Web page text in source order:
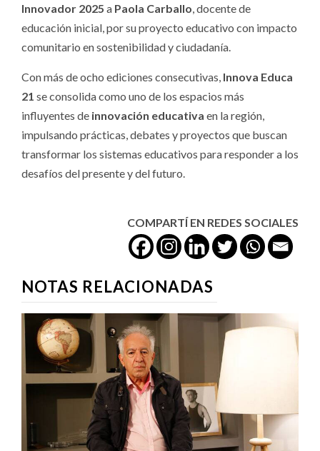
Innovador 2025 a Paola Carballo, docente de
educación inicial, por su proyecto educativo con impacto
comunitario en sostenibilidad y ciudadanía.
Con más de ocho ediciones consecutivas, Innova Educa
21 se consolida como uno de los espacios más
influyentes de innovación educativa en la región,
impulsando prácticas, debates y proyectos que buscan
transformar los sistemas educativos para responder a los
desafíos del presente y del futuro.
COMPARTÍ EN REDES SOCIALES
NOTAS RELACIONADAS